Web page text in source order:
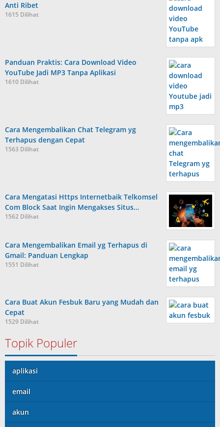
Anti Ribet
1615 Dilihat
Panduan Praktis: Cara Download Video
YouTube Jadi MP3 Tanpa Aplikasi
1610 Dilihat
Cara Mengembalikan Chat Telegram yg
Terhapus dengan Cepat
1563 Dilihat
Cara Mengatasi Https Internetbaik Telkomsel
Com Block Saat Ingin Mengakses Situs…
1562 Dilihat
Cara Mengembalikan Email yg Terhapus di
Gmail: Panduan Lengkap
1551 Dilihat
Cara Buat Akun Fesbuk Baru yang Mudah dan
Cepat
1529 Dilihat
Topik Populer
aplikasi
email
akun